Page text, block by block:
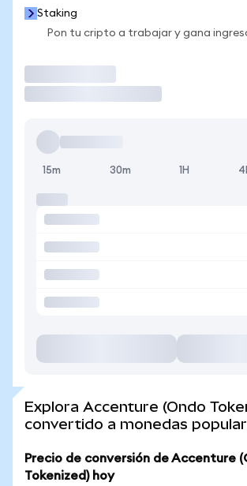
Staking
Pon tu cripto a trabajar y gana
15m 30m 1H
Explora Accenture (Ondo
convertido a monedas
Precio de conversión de Accenture
Tokenized) hoy